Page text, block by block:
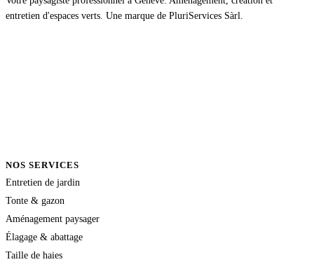
entretien d'espaces verts. Une marque de PluriServices Sàrl.
NOS SERVICES
Entretien de jardin
Tonte & gazon
Aménagement paysager
Élagage & abattage
Taille de haies